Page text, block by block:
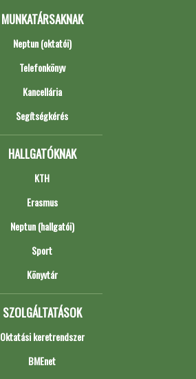
MUNKATÁRSAKNAK
Neptun (oktatói)
Telefonkönyv
Kancellária
Segítségkérés
HALLGATÓKNAK
KTH
Erasmus
Neptun (hallgatói)
Sport
Könyvtár
SZOLGÁLTATÁSOK
Oktatási keretrendszer
BMEnet